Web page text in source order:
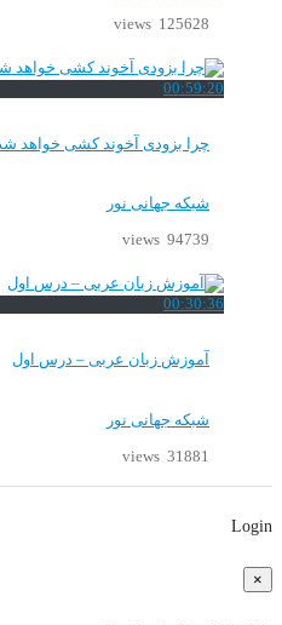
125628 views
00:59:20
چرا بزودی آخوند کشی خواهد
شبکه جهانی نور
94739 views
00:30:36
آموزش زبان عربی – درس اول
شبکه جهانی نور
31881 views
Login
×